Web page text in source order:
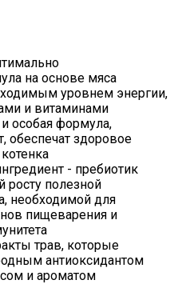
на основе мяса
уровнем энергии,
и витаминами
особая формула,
здоровое
- пребиотик
росту полезной
необходимой для
пищеварения и
трав, которые
антиоксидантом
и ароматом